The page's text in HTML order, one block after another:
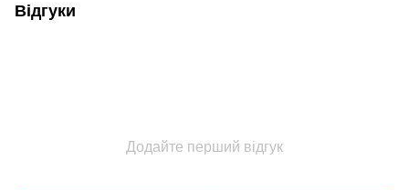
Відгуки
Додайте перший відгук